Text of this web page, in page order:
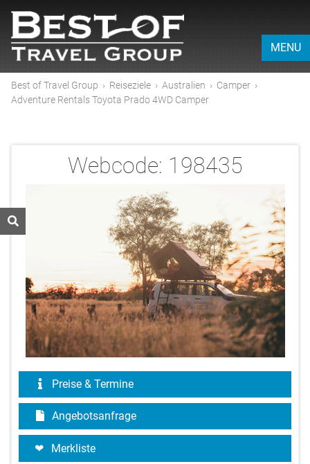
MENU
Best of Travel Group › Reiseziele › Australien › Camper ›
Adventure Rentals Toyota Prado 4WD Camper
Webcode: 198435
Preise & Termine
Angebotsanfrage
Merkliste